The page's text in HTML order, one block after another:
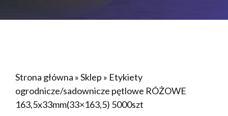
Strona główna »Sklep » Etykiety
ogrodnicze/sadownicze pętlowe RÓŻOWE
163,5x33mm(33×163,5) 5000szt